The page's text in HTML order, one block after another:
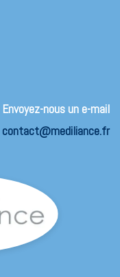
Envoyez-nous un e-mail
contact@mediliance.fr